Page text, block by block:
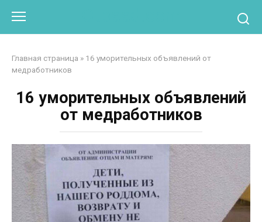
контенту
Главная страница » 16 уморительных объявлений от
медработников
16 уморительных объявлений
от медработников